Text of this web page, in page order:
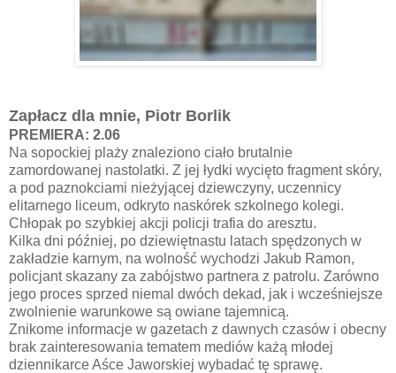
Zapłacz dla mnie, Piotr Borlik
PREMIERA: 2.06
Na sopockiej plaży znaleziono ciało brutalnie
zamordowanej nastolatki. Z jej łydki wycięto fragment skóry,
a pod paznokciami nieżyjącej dziewczyny, uczennicy
elitarnego liceum, odkryto naskórek szkolnego kolegi.
Chłopak po szybkiej akcji policji trafia do aresztu.
Kilka dni później, po dziewiętnastu latach spędzonych w
zakładzie karnym, na wolność wychodzi Jakub Ramon,
policjant skazany za zabójstwo partnera z patrolu. Zarówno
jego proces sprzed niemal dwóch dekad, jak i wcześniejsze
zwolnienie warunkowe są owiane tajemnicą.
Znikome informacje w gazetach z dawnych czasów i obecny
brak zainteresowania tematem mediów każą młodej
dziennikarce Aśce Jaworskiej wybadać tę sprawę.